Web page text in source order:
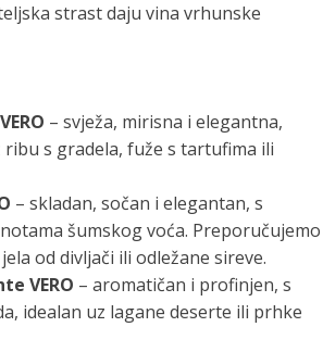
strast daju vina vrhunske
– svježa, mirisna i elegantna,
s gradela, fuže s tartufima ili
– skladan, sočan i elegantan, s
šumskog voća. Preporučujemo
od divljači ili odležane sireve.
VERO – aromatičan i profinjen, s
idealan uz lagane deserte ili prhke